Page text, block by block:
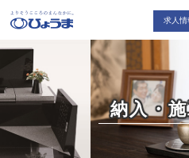
島根・広島市でお仏壇・お墓を販売する「ひょ
をお届けします。
求人情
納入・